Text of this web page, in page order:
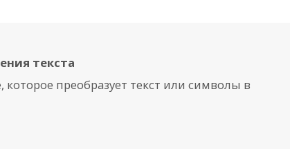
текста
преобразует текст или символы в